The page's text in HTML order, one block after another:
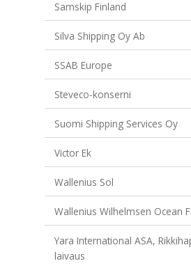
Samskip Finland
Silva Shipping Oy Ab
SSAB Europe
Steveco-konserni
Suomi Shipping Services Oy
Victor Ek
Wallenius Sol
Wallenius Wilhelmsen Ocean
Yara International ASA,
laivaus